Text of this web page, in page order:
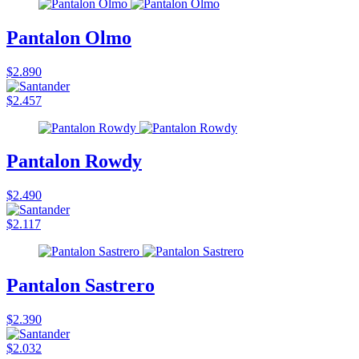
Pantalon Olmo
$2.890
$2.457
Pantalon Rowdy
$2.490
$2.117
Pantalon Sastrero
$2.390
$2.032